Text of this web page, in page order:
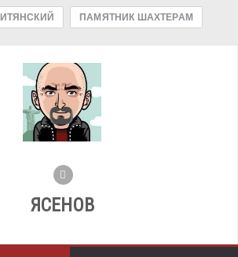
ПАМЯТНИК ШАХТЕРАМ
ЯСЕНОВ